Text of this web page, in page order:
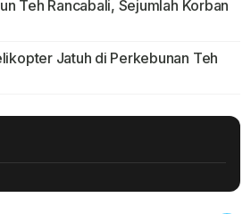
Teh Rancabali, Sejumlah Korban
Jatuh di Perkebunan Teh